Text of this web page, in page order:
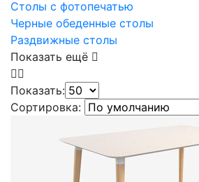
Столы с фотопечатью
Черные обеденные столы
Раздвижные столы
Показать ещё
Показать:
Сортировка: